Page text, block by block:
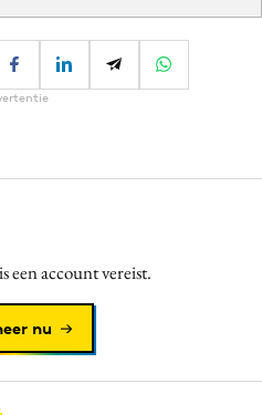
een account vereist.
nu